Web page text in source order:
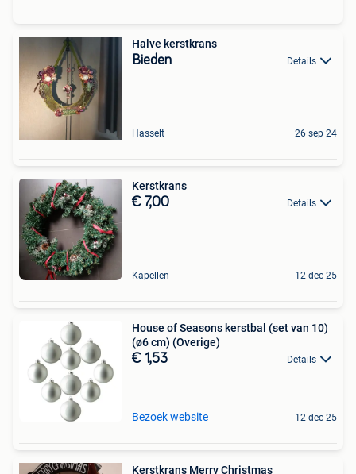
Halve kerstkrans
Bieden Details
Hasselt 26 sep 24
Kerstkrans
€ 7,00 Details
Kapellen 12 dec 25
House of Seasons kerstbal (set van 10)
(ø6 cm) (Overige)
€ 1,53 Details
Bezoek website 12 dec 25
Kerstkrans Merry Christmas